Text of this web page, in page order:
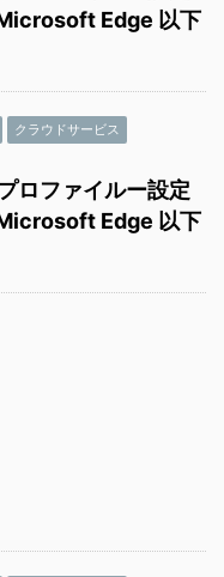
Edge 以下
クラウドサービス
ロファイルー設定
Edge 以下